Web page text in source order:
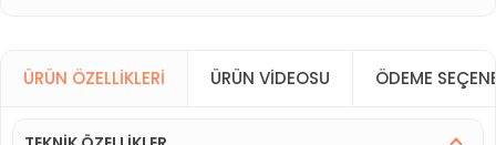
ÜRÜN ÖZELLIKLERI ÜRÜN VIDEOSU ÖDEME